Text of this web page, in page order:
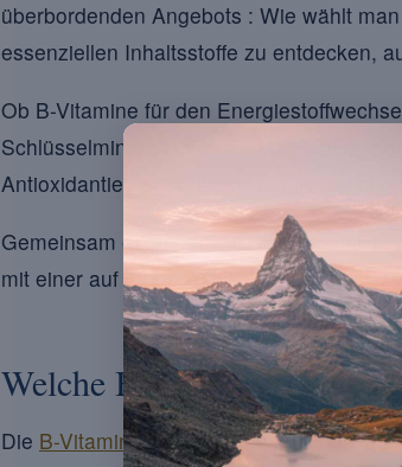
überbordenden Angebots : Wie wählt
essenziellen Inhaltsstoffe zu entdecken,
Ob B-Vitamine für den
Schlüsselmineralstoffe wie Magnesium :
Antioxidantien oder das wertvolle Vitamin
Gemeinsam erkunden wir die
mit einer auf Ihre spezifischen
Welche B-Vitamine
Die B-Vitaminespielen eine